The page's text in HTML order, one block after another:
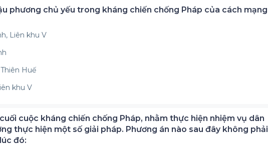
phương chủ yếu trong kháng chiến chống Pháp của cách mạng
Liên khu V
Huế
khu V
cuộc kháng chiến chống Pháp, nhằm thực hiện nhiệm vụ dân
thực hiện một số giải pháp. Phương án nào sau đây không phải
đó: